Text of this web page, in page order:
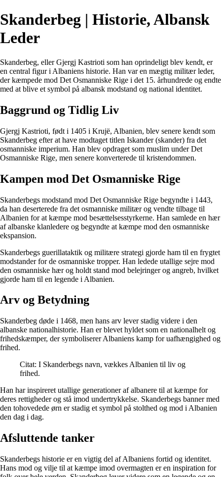
Skanderbeg | Historie, Albansk
Leder
Skanderbeg, eller Gjergj Kastrioti som han oprindeligt blev kendt, er
en central figur i Albaniens historie. Han var en mægtig militær leder,
der kæmpede mod Det Osmanniske Rige i det 15. århundrede og endte
med at blive et symbol på albansk modstand og national identitet.
Baggrund og Tidlig Liv
Gjergj Kastrioti, født i 1405 i Krujë, Albanien, blev senere kendt som
Skanderbeg efter at have modtaget titlen Iskander (skander) fra det
osmanniske imperium. Han blev opdraget som muslim under Det
Osmanniske Rige, men senere konverterede til kristendommen.
Kampen mod Det Osmanniske Rige
Skanderbegs modstand mod Det Osmanniske Rige begyndte i 1443,
da han deserterede fra det osmanniske militær og vendte tilbage til
Albanien for at kæmpe mod besættelsesstyrkerne. Han samlede en hær
af albanske klanledere og begyndte at kæmpe mod den osmanniske
ekspansion.
Skanderbegs guerillataktik og militære strategi gjorde ham til en frygtet
modstander for de osmanniske tropper. Han ledede utallige sejre mod
den osmanniske hær og holdt stand mod belejringer og angreb, hvilket
gjorde ham til en legende i Albanien.
Arv og Betydning
Skanderbeg døde i 1468, men hans arv lever stadig videre i den
albanske nationalhistorie. Han er blevet hyldet som en nationalhelt og
frihedskæmper, der symboliserer Albaniens kamp for uafhængighed og
frihed.
Citat: I Skanderbegs navn, vækkes Albanien til liv og
frihed.
Han har inspireret utallige generationer af albanere til at kæmpe for
deres rettigheder og stå imod undertrykkelse. Skanderbegs banner med
den tohovedede ørn er stadig et symbol på stolthed og mod i Albanien
den dag i dag.
Afsluttende tanker
Skanderbegs historie er en vigtig del af Albaniens fortid og identitet.
Hans mod og vilje til at kæmpe imod overmagten er en inspiration for